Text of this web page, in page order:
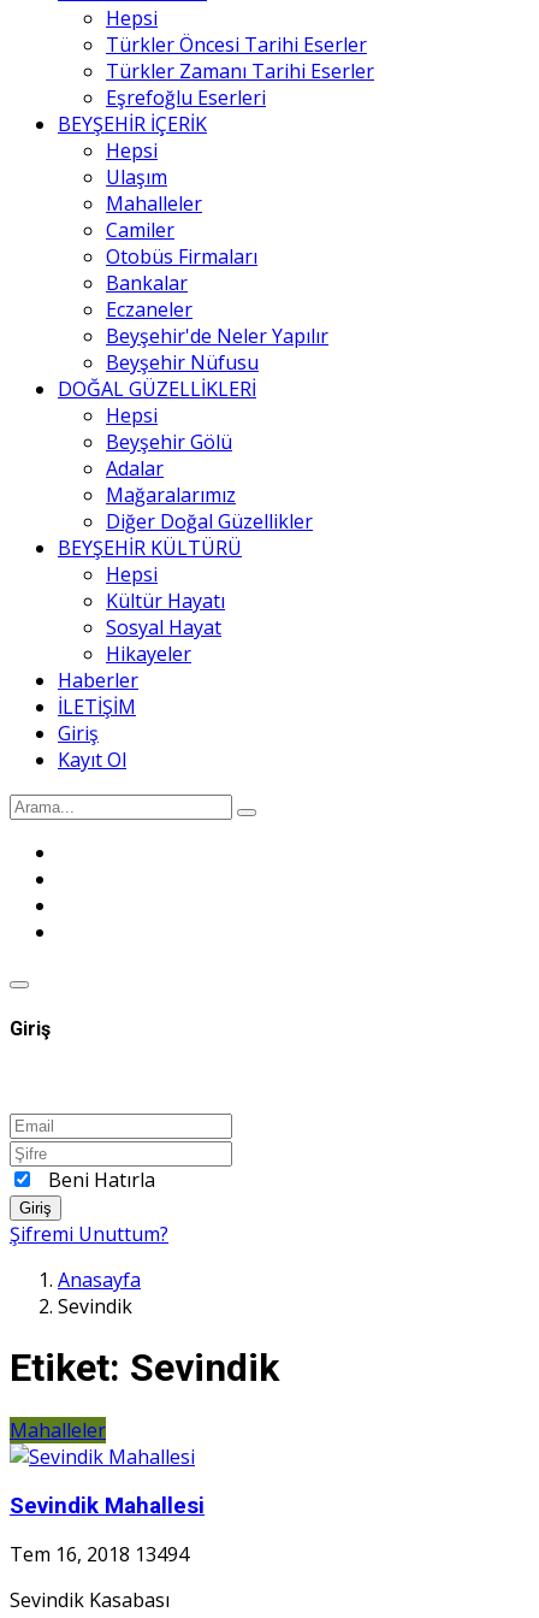
Hepsi
Türkler Öncesi Tarihi Eserler
Türkler Zamanı Tarihi Eserler
Eşrefoğlu Eserleri
BEYŞEHİR İÇERİK
Hepsi
Ulaşım
Mahalleler
Camiler
Otobüs Firmaları
Bankalar
Eczaneler
Beyşehir'de Neler Yapılır
Beyşehir Nüfusu
DOĞAL GÜZELLİKLERİ
Hepsi
Beyşehir Gölü
Adalar
Mağaralarımız
Diğer Doğal Güzellikler
BEYŞEHİR KÜLTÜRÜ
Hepsi
Kültür Hayatı
Sosyal Hayat
Hikayeler
Haberler
İLETİŞİM
Giriş
Kayıt Ol
Giriş
Beni Hatırla
Giriş
Şifremi Unuttum?
Anasayfa
Sevindik
Etiket: Sevindik
Mahalleler
Sevindik Mahallesi
Tem 16, 2018 13494
Sevindik Kasabası